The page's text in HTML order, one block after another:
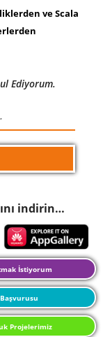
ve Scala
Ediyorum.
indirin…
İstiyorum
Projelerimiz